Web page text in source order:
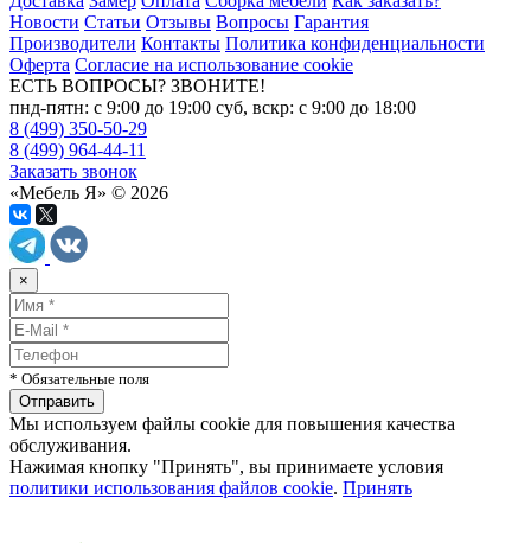
Новости Статьи Отзывы Вопросы Гарантия
Производители Контакты Политика конфиденциальности
Оферта Согласие на использование cookie
ЕСТЬ ВОПРОСЫ? ЗВОНИТЕ!
пнд-пятн: с 9:00 до 19:00 суб, вскр: с 9:00 до 18:00
8 (499) 350-50-29
8 (499) 964-44-11
Заказать звонок
«Мебель Я» © 2026
×
* Обязательные поля
Мы используем файлы cookie для повышения качества
обслуживания.
Нажимая кнопку "Принять", вы принимаете условия
политики использования файлов cookie. Принять